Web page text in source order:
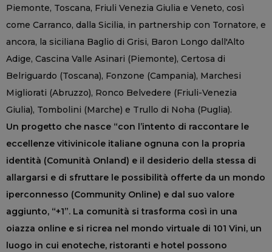
Piemonte, Toscana, Friuli Venezia Giulia e Veneto, così
come Carranco, dalla Sicilia, in partnership con Tornatore, e
ancora, la siciliana Baglio di Grisi, Baron Longo dall'Alto
Adige, Cascina Valle Asinari (Piemonte), Certosa di
Belriguardo (Toscana), Fonzone (Campania), Marchesi
Migliorati (Abruzzo), Ronco Belvedere (Friuli-Venezia
Giulia), Tombolini (Marche) e Trullo di Noha (Puglia).
Un progetto che nasce “con l’intento di raccontare le
eccellenze vitivinicole italiane ognuna con la propria
identità (Comunità Onland) e il desiderio della stessa di
allargarsi e di sfruttare le possibilità offerte da un mondo
iperconnesso (Community Online) e dal suo valore
aggiunto, “+1”. La comunità si trasforma così in una
oiazza online e si ricrea nel mondo virtuale di 101 Vini, un
luogo in cui enoteche, ristoranti e hotel possono